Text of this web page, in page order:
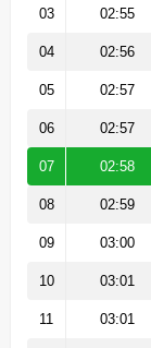
03 02:55
04 02:56
05 02:57
06 02:57
07 02:58
08 02:59
09 03:00
10 03:01
11 03:01